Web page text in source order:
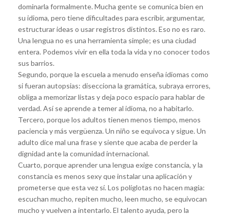
dominarla formalmente. Mucha gente se comunica bien en
su idioma, pero tiene dificultades para escribir, argumentar,
estructurar ideas o usar registros distintos. Eso no es raro.
Una lengua no es una herramienta simple; es una ciudad
entera. Podemos vivir en ella toda la vida y no conocer todos
sus barrios.
Segundo, porque la escuela a menudo enseña idiomas como
si fueran autopsias: disecciona la gramática, subraya errores,
obliga a memorizar listas y deja poco espacio para hablar de
verdad. Así se aprende a temer al idioma, no a habitarlo.
Tercero, porque los adultos tienen menos tiempo, menos
paciencia y más vergüenza. Un niño se equivoca y sigue. Un
adulto dice mal una frase y siente que acaba de perder la
dignidad ante la comunidad internacional.
Cuarto, porque aprender una lengua exige constancia, y la
constancia es menos sexy que instalar una aplicación y
prometerse que esta vez sí. Los políglotas no hacen magia:
escuchan mucho, repiten mucho, leen mucho, se equivocan
mucho y vuelven a intentarlo. El talento ayuda, pero la